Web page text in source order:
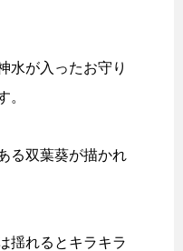
水が入ったお守り
。
る双葉葵が描かれ
揺れるとキラキラ